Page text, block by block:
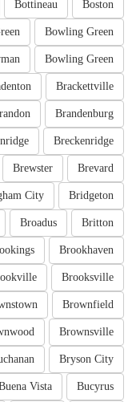
Boston
Bottineau
Bowling Green
Bowling Green
Brackettville
Brandenburg
Breckenridge
Brevard
Brewster
Bridgeton
City
Britton
Broadus
Brookhaven
Brooksville
Brownfield
Brownsville
Bryson City
Bucyrus
Vista